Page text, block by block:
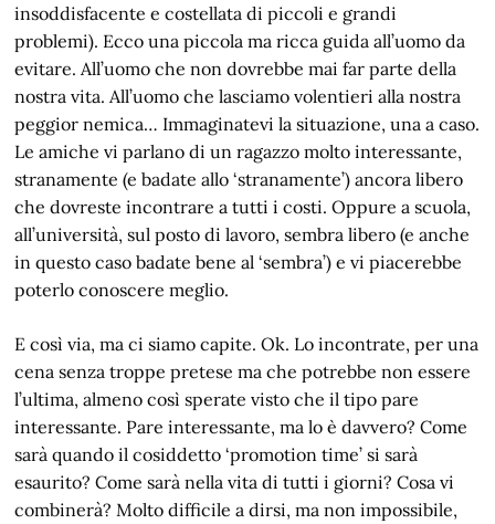
insoddisfacente e costellata di piccoli e grandi
problemi). Ecco una piccola ma ricca guida all’uomo da
evitare. All’uomo che non dovrebbe mai far parte della
nostra vita. All’uomo che lasciamo volentieri alla nostra
peggior nemica… Immaginatevi la situazione, una a caso.
Le amiche vi parlano di un ragazzo molto interessante,
stranamente (e badate allo ‘stranamente’) ancora libero
che dovreste incontrare a tutti i costi. Oppure a scuola,
all’università, sul posto di lavoro, sembra libero (e anche
in questo caso badate bene al ‘sembra’) e vi piacerebbe
poterlo conoscere meglio.
E così via, ma ci siamo capite. Ok. Lo incontrate, per una
cena senza troppe pretese ma che potrebbe non essere
l’ultima, almeno così sperate visto che il tipo pare
interessante. Pare interessante, ma lo è davvero? Come
sarà quando il cosiddetto ‘promotion time’ si sarà
esaurito? Come sarà nella vita di tutti i giorni? Cosa vi
combinerà? Molto difficile a dirsi, ma non impossibile,